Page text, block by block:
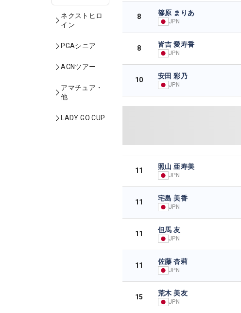
ネクストヒロ
イン
PGAシニア
ACNツアー
アマチュア・
他
LADY GO CUP
8 篠原 まりあ
JPN
8 皆吉 愛寿香
JPN
10 安田 彩乃
JPN
11 照山 亜寿美
JPN
11 宅島 美香
JPN
11 但馬 友
JPN
11 佐藤 杏莉
JPN
15 荒木 美友
JPN